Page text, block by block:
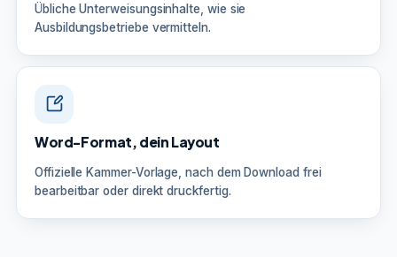
Übliche Unterweisungsinhalte, wie sie
Ausbildungsbetriebe vermitteln.
Word-Format, dein Layout
Offizielle Kammer-Vorlage, nach dem Download frei
bearbeitbar oder direkt druckfertig.